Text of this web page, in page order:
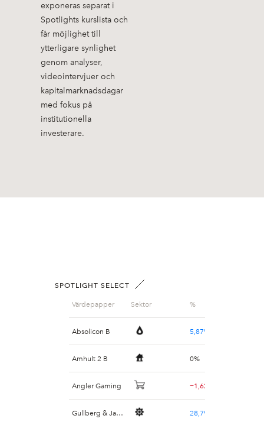
exponeras separat i
Spotlights kurslista och
får möjlighet till
ytterligare synlighet
genom analyser,
videointervjuer och
kapitalmarknadsdagar
med fokus på
institutionella
investerare.
SPOTLIGHT SELECT
Värdepapper
Absolicon B
Amhult 2 B
Angler Gaming
Gullberg & Jansson
Sektor %
5,87%
0%
−1,62%
28,79%